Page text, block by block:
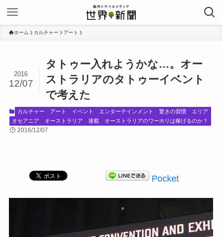
ホーム カルチャー アート
タトゥー入れようかな…。オー
ストラリアのタトゥーイベント
で考えた
2016
12/07
カルチャー アート イベント エンターテインメント 驚きの習慣
エリア
オセアニア
オーストラリア 連載 オーストラリアのワーホリは稼げるのか？
2016/12/07
Pocket